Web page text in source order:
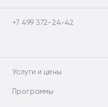
+7 499 372-24-42
Услуги и цены
Программы